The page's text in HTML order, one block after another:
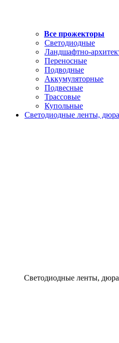
Все прожекторы
Светодиодные
Ландшафтно-
Переносные
Подводные
Аккумуляторные
Подвесные
Трассовые
Купольные
Светодиодные ленты,
Светодиодные ленты,